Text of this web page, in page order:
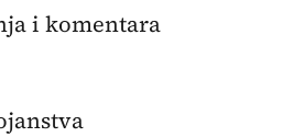
i komentara